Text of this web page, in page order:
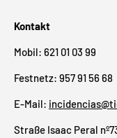
Kontakt
Mobil: 621 01 03 99
Festnetz: 957 91 56 68
E-Mail:
Straße Isaac Peral